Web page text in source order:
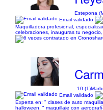
Estepona
Email validado
Maquilladora profesional,
celebraciones, inauguras tu
10 (1)
Email validado
Experta en: " clases de auto
halloween. " maquillaje con